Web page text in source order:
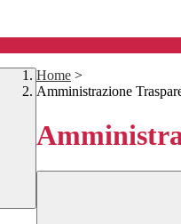
Home >
Amministrazione